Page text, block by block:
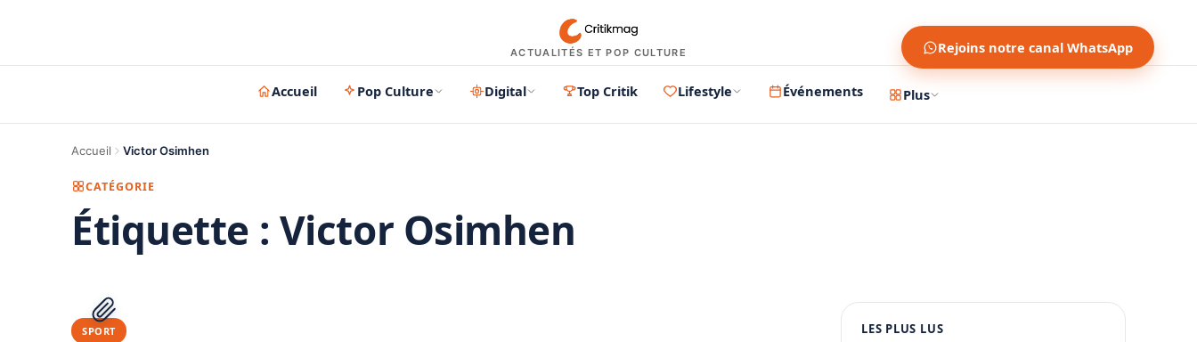
ACTUALITÉS ET POP CULTURE Rejoins notre canal WhatsApp
Accueil Pop Culture Digital Top Critik Lifestyle Événements Plus
Accueil Victor Osimhen
CATÉGORIE
Étiquette : Victor Osimhen
SPORT PUBLICITÉ
LES PLUS LUS